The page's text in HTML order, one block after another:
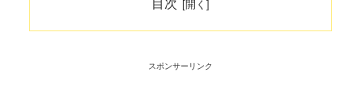
目次
スポンサーリンク